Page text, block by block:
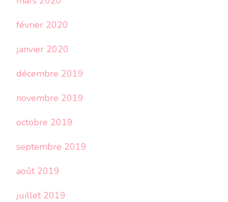
février 2020
janvier 2020
décembre 2019
novembre 2019
octobre 2019
septembre 2019
août 2019
juillet 2019